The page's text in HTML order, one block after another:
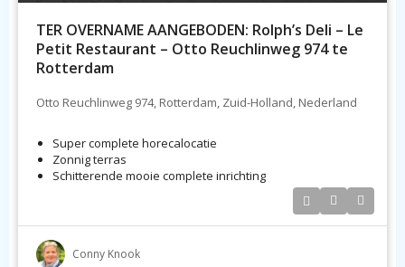
TER OVERNAME AANGEBODEN: Rolph’s Deli – Le
Petit Restaurant – Otto Reuchlinweg 974 te
Rotterdam
Otto Reuchlinweg 974, Rotterdam, Zuid-Holland, Nederland
Super complete horecalocatie
Zonnig terras
Schitterende mooie complete inrichting
Conny Knook